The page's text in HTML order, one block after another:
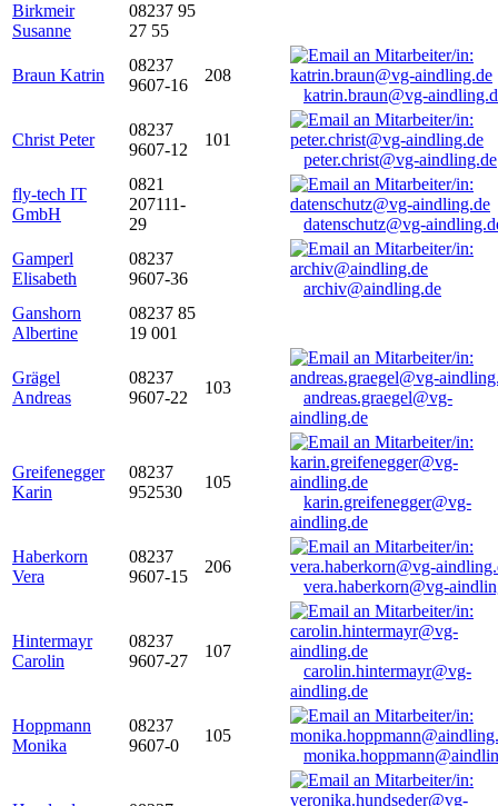
Birkmeir
Susanne
08237 95
27 55
Braun Katrin
08237
9607-16
208
katrin.braun@vg-
Christ Peter
08237
9607-12
101
peter.christ@vg-aindling.de
fly-tech IT
GmbH
0821
207111-
29
datenschutz@vg-
Gamperl
Elisabeth
08237
9607-36
archiv@aindling.de
Ganshorn
Albertine
08237 85
19 001
Grägel
Andreas
08237
9607-22
103
andreas.graegel@vg-
aindling.de
Greifenegger
Karin
08237
952530
105
karin.greifenegger@vg-
aindling.de
Haberkorn
Vera
08237
9607-15
206
vera.haberkorn@vg-
Hintermayr
Carolin
08237
9607-27
107
carolin.hintermayr@vg-
aindling.de
Hoppmann
Monika
08237
9607-0
105